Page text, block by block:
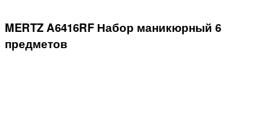
MERTZ A6416RF Набор маникюрный 6
предметов